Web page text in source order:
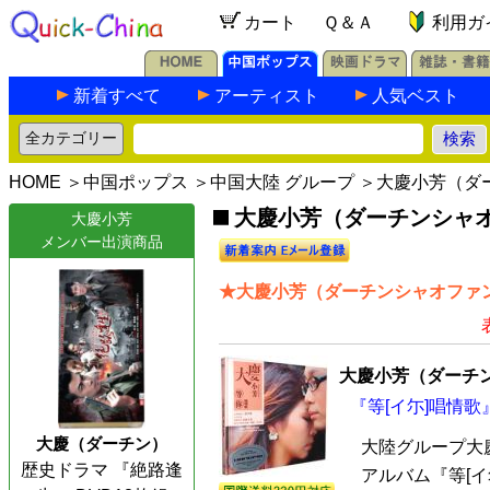
カート Ｑ＆Ａ 利用ガ
新着すべて アーティスト 人気ベスト
HOME ＞ 中国ポップス ＞ 中国大陸 グループ＞大慶小芳（ダ
大慶小芳
メンバー出演商品
大慶（ダーチン）
歴史ドラマ 『絶路逢
大慶小芳（ダーチンシャ
★大慶小芳（ダーチンシャオファ
大慶小芳（ダーチ
『等[イ尓]唱情
大陸グループ
アルバム『等[